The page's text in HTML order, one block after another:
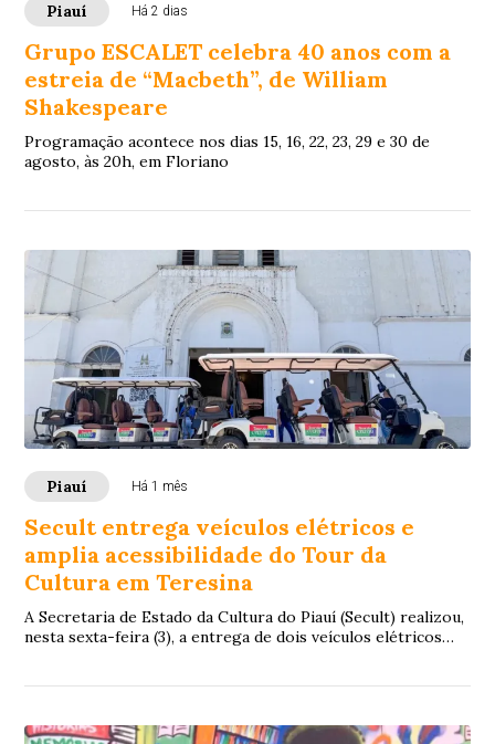
Piauí Há 2 dias
Grupo ESCALET celebra 40 anos com a
estreia de “Macbeth”, de William
Shakespeare
Programação acontece nos dias 15, 16, 22, 23, 29 e 30 de
agosto, às 20h, em Floriano
Piauí Há 1 mês
Secult entrega veículos elétricos e
amplia acessibilidade do Tour da
Cultura em Teresina
A Secretaria de Estado da Cultura do Piauí (Secult) realizou,
nesta sexta-feira (3), a entrega de dois veículos elétricos